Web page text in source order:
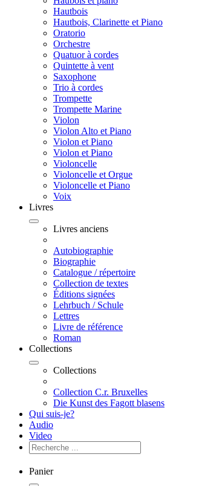
Hautbois
Hautbois, Clarinette et Piano
Oratorio
Orchestre
Quatuor à cordes
Quintette à vent
Saxophone
Trio à cordes
Trompette
Trompette Marine
Violon
Violon Alto et Piano
Violon et Piano
Violon et Piano
Violoncelle
Violoncelle et Orgue
Violoncelle et Piano
Voix
Livres
Livres anciens
Autobiographie
Biographie
Catalogue / répertoire
Collection de textes
Éditions signées
Lehrbuch / Schule
Lettres
Livre de référence
Roman
Collections
Collections
Collection C.r. Bruxelles
Die Kunst des Fagott blasens
Qui suis-je?
Audio
Video
Panier